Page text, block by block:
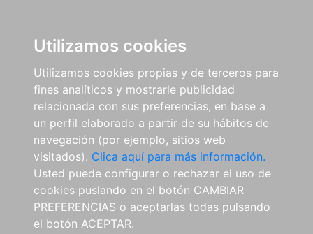
Utilizamos cookies
Utilizamos cookies propias y de terceros para
fines analíticos y mostrarle publicidad
relacionada con sus preferencias, en base a
un perfil elaborado a partir de su hábitos de
navegación (por ejemplo, sitios web
visitados). Clica aquí para más información.
Usted puede configurar o rechazar el uso de
cookies puslando en el botón CAMBIAR
PREFERENCIAS o aceptarlas todas pulsando
el botón ACEPTAR.